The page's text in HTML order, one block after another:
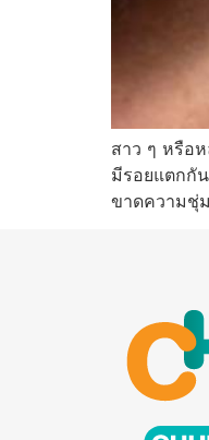
สาว ๆ หรือ
มีรอยแตกกั
ขาดความชุ่